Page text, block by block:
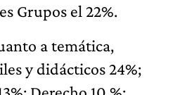
Grupos el 22%.
a temática,
y didácticos 24%;